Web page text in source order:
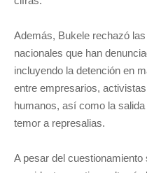
Además, Bukele rechazó
nacionales que han
incluyendo la detención en
entre empresarios,
humanos, así como la
temor a represalias.
A pesar del